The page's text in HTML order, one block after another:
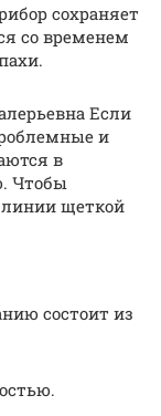
сохраняет
со временем
Если
и
в
Чтобы
линии щеткой
состоит из